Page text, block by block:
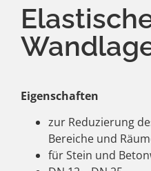
Eigenschaften
zur Reduzierung
Bereiche und
für Stein und